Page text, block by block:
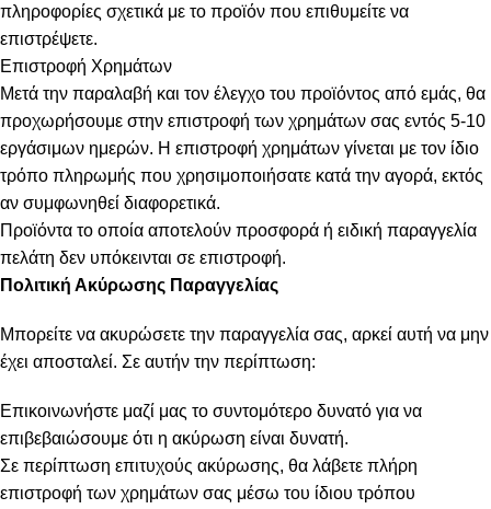
πληροφορίες σχετικά με το προϊόν που επιθυμείτε να
επιστρέψετε.
Επιστροφή Χρημάτων
Μετά την παραλαβή και τον έλεγχο του προϊόντος από εμάς, θα
προχωρήσουμε στην επιστροφή των χρημάτων σας εντός 5-10
εργάσιμων ημερών. Η επιστροφή χρημάτων γίνεται με τον ίδιο
τρόπο πληρωμής που χρησιμοποιήσατε κατά την αγορά, εκτός
αν συμφωνηθεί διαφορετικά.
Προϊόντα το οποία αποτελούν προσφορά ή ειδική παραγγελία
πελάτη δεν υπόκεινται σε επιστροφή.
Πολιτική Ακύρωσης Παραγγελίας
Μπορείτε να ακυρώσετε την παραγγελία σας, αρκεί αυτή να μην
έχει αποσταλεί. Σε αυτήν την περίπτωση:
Επικοινωνήστε μαζί μας το συντομότερο δυνατό για να
επιβεβαιώσουμε ότι η ακύρωση είναι δυνατή.
Σε περίπτωση επιτυχούς ακύρωσης, θα λάβετε πλήρη
επιστροφή των χρημάτων σας μέσω του ίδιου τρόπου